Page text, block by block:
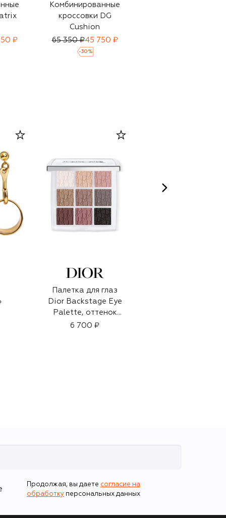
₽
Комбинированные
кроссовки DG
Cushion
65 350 ₽45 750 ₽
-30 %
Палетка для глаз
Dior Backstage Eye
Palette, оттенок
002 (10g)
6 700 ₽
Продолжая, вы даете согласие на
обработку персональных данных